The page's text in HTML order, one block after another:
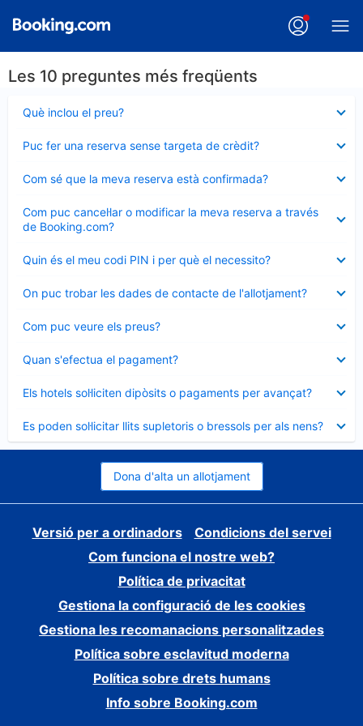
Les 10 preguntes més freqüents
Què inclou el preu?
tancat
Puc fer una reserva sense targeta de crèdit?
tancat
Com sé que la meva reserva està confirmada?
tancat
Com puc cancel·lar o modificar la meva reserva a través
de Booking.com?
tancat
Quin és el meu codi PIN i per què el necessito?
tancat
On puc trobar les dades de contacte de l'allotjament?
tancat
Com puc veure els preus?
tancat
Quan s'efectua el pagament?
tancat
Els hotels sol·liciten dipòsits o pagaments per avançat?
tancat
Es poden sol·licitar llits supletoris o bressols per als nens?
tancat
Dona d'alta un allotjament
Versió per a ordinadors
Condicions del servei
Com funciona el nostre web?
Política de privacitat
Gestiona la configuració de les cookies
Gestiona les recomanacions personalitzades
Política sobre esclavitud moderna
Política sobre drets humans
Info sobre Booking.com